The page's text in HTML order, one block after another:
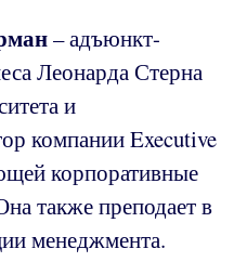
– адъюнкт-
Леонарда Стерна
и
компании Executive
корпоративные
также преподает в
менеджмента.